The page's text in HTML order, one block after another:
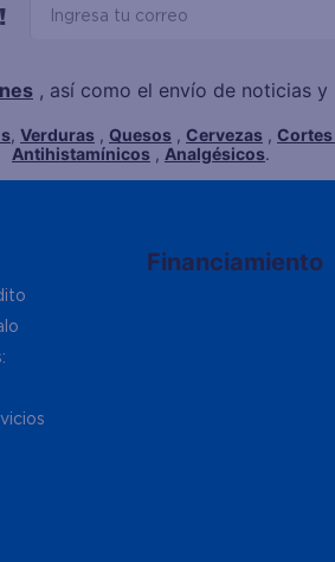
, así como el envío de noticias
, Verduras , Quesos , Cervezas , Cortes
Antihistamínicos , Analgésicos.
Financiamiento